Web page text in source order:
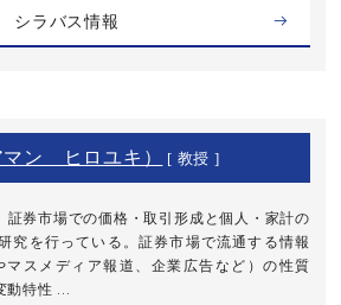
シラバス情報
ン ヒロユキ） [ 教授 ]
証券市場での価格・取引形成と個人・家計の
究を行っている。証券市場で流通する情報
スメディア報道、企業広告など）の性質
動特性 ...